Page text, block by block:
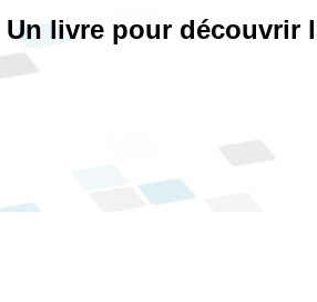
livre pour découvrir